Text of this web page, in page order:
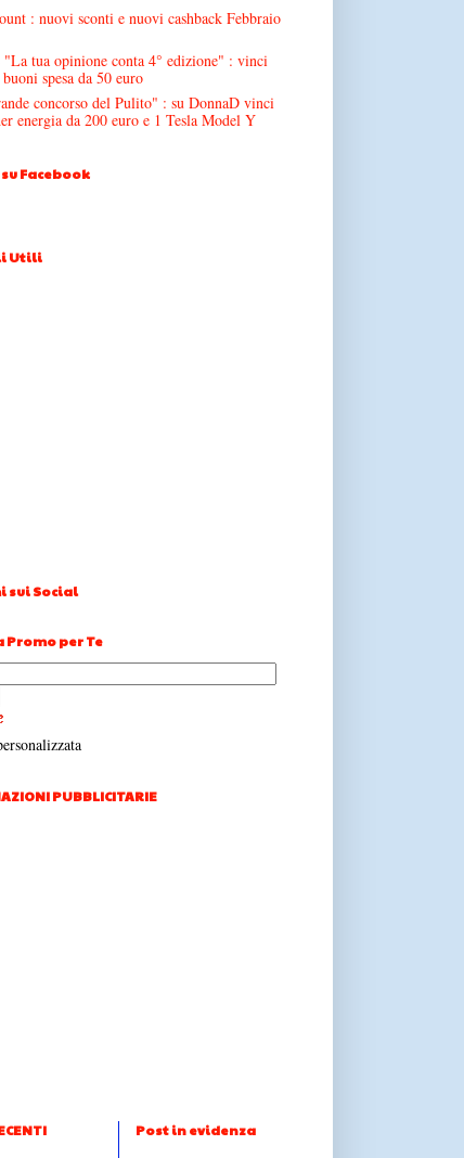
: nuovi sconti e nuovi cashback Febbraio
tua opinione conta 4° edizione" : vinci
spesa da 50 euro
concorso del Pulito" : su DonnaD vinci
energia da 200 euro e 1 Tesla Model Y
Facebook
Utili
sui Social
Promo per Te
PUBBLICITARIE
Post in evidenza